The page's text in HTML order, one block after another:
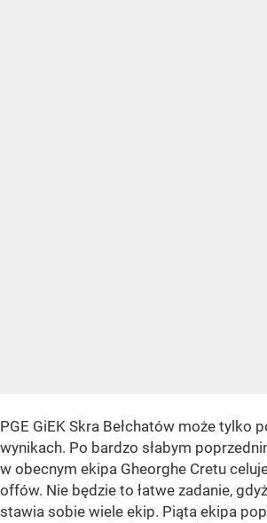
PGE GiEK Skra Bełchatów może tylko
wynikach. Po bardzo słabym
w obecnym ekipa Gheorghe Cretu
offów. Nie będzie to łatwe zadanie,
stawia sobie wiele ekip. Piąta ekipa